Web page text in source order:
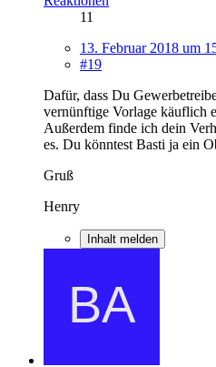
11
13. Februar 2018 um
#19
Dafür, dass Du
vernünftige Vorlage käuflich
Außerdem finde ich dein
es. Du könntest Basti ja ein
Gruß
Henry
Inhalt melden